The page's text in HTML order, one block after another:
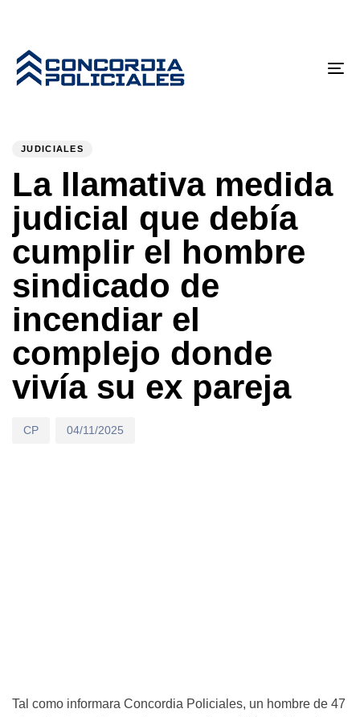
JUDICIALES
La llamativa medida
judicial que debía
cumplir el hombre
sindicado de
incendiar el
complejo donde
vivía su ex pareja
CP 04/11/2025
Tal como informara Concordia Policiales, un hombre de 47